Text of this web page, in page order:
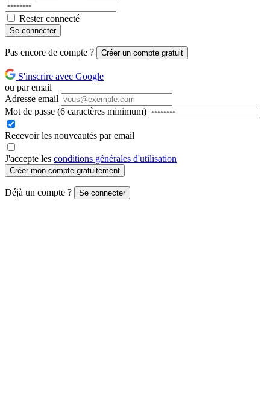
Rester connecté
Se connecter
Pas encore de compte ? Créer un compte gratuit
S'inscrire avec Google
ou par email
Adresse email
Mot de passe (6 caractères minimum)
Recevoir les nouveautés par email
J'accepte les conditions générales d'utilisation
Créer mon compte gratuitement
Déjà un compte ? Se connecter